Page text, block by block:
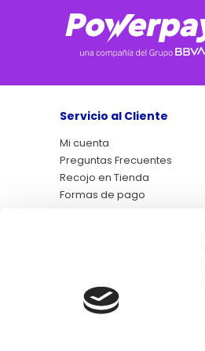
Servicio al Cliente
Mi cuenta
Preguntas Frecuentes
Recojo en Tienda
Formas de pago
Síguenos